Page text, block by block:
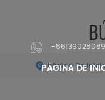
PÁGINA DE
Página De